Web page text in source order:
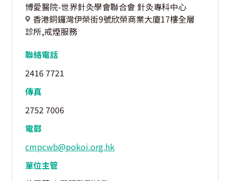
博愛醫院-世界針灸學會聯合會 針灸專科中心
香港銅鑼灣伊榮街9號欣榮商業大廈17樓全層
診所,戒煙服務
聯絡電話
2416 7721
傳真
2752 7006
電郵
cmpcwb@pokoi.org.hk
單位主管